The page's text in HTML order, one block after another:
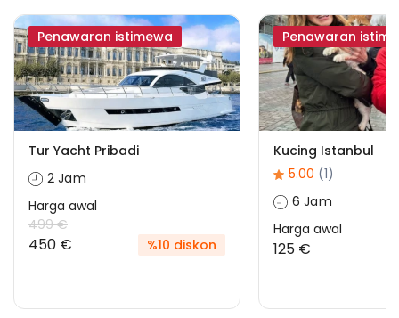
Penawaran istimewa
Tur Yacht Pribadi
2 Jam
Harga awal
499 €
450 € %10 diskon
Penawaran
Kucing Istanbul
5.00 (1)
6 Jam
Harga awal
125 €